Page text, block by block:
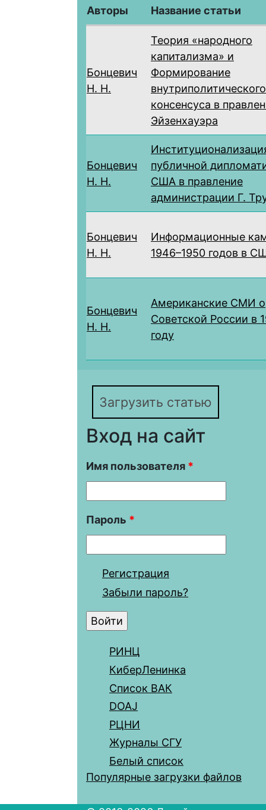
Авторы Название статьи
Бонцевич
Н. Н.
Теория «народного
капитализма» и
Формирование
внутриполитического
консенсуса в
Эйзенхауэра
Бонцевич
Н. Н.
публичной
США в правление
администрации Г.
Бонцевич
Н. Н.
Информационные
1946–1950 годов в
Бонцевич
Н. Н.
Американские СМИ о
Советской России в
году
Загрузить статью
Вход на сайт
Имя пользователя *
Пароль *
Регистрация
Забыли пароль?
РИНЦ
КиберЛенинка
Список ВАК
DOAJ
РЦНИ
Журналы СГУ
Белый список
Популярные загрузки файлов